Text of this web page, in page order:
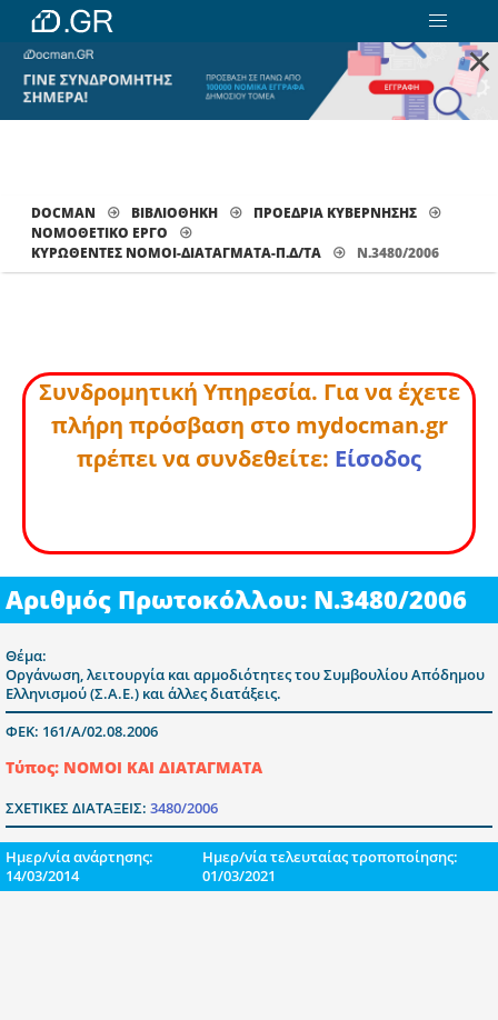
×
DOCMAN ΒΙΒΛΙΟΘΗΚΗ
ΠΡΟΕΔΡΙΑ ΚΥΒΕΡΝΗΣΗΣ
ΝΟΜΟΘΕΤΙΚΟ ΕΡΓΟ
ΚΥΡΩΘΈΝΤΕΣ ΝΌΜΟΙ-ΔΙΑΤΆΓΜΑΤΑ-Π.Δ/ΤΑ
Ν.3480/2006
Συνδρομητική Υπηρεσία. Για να έχετε
πλήρη πρόσβαση στο mydocman.gr
πρέπει να συνδεθείτε: Είσοδος
Αριθμός Πρωτοκόλλου: Ν.3480/2006
Θέμα:
Οργάνωση, λειτουργία και αρμοδιότητες του Συμβουλίου Απόδημου
Ελληνισμού (Σ.Α.Ε.) και άλλες διατάξεις.
ΦΕΚ: 161/Α/02.08.2006
Τύπος: ΝΟΜΟΙ ΚΑΙ ΔΙΑΤΑΓΜΑΤΑ
ΣΧΕΤΙΚΕΣ ΔΙΑΤΑΞΕΙΣ: 3480/2006
Ημερ/νία ανάρτησης:
14/03/2014
Ημερ/νία τελευταίας τροποποίησης:
01/03/2021